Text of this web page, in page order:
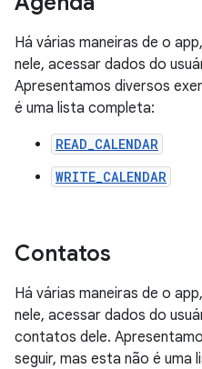
Há várias maneiras de o
nele, acessar dados do
Apresentamos diversos
é uma lista completa:
READ_CALENDAR
WRITE_CALENDAR
Contatos
Há várias maneiras de o
nele, acessar dados do
contatos dele.
seguir, mas esta não é uma